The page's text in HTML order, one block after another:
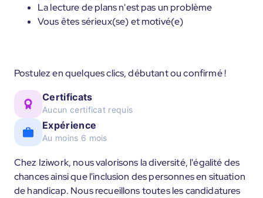
La lecture de plans n'est pas un problème
Vous êtes sérieux(se) et motivé(e)
Postulez en quelques clics, débutant ou confirmé !
Certificats
Aucun certificat requis
Expérience
Au moins 6 mois
Chez Iziwork, nous valorisons la diversité, l'égalité des
chances ainsi que l'inclusion des personnes en situation
de handicap. Nous recueillons toutes les candidatures